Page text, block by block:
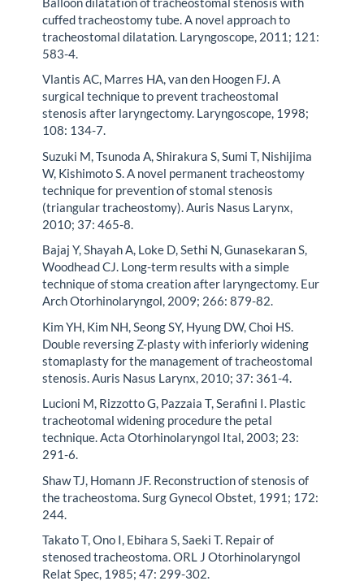
cuffed tracheostomy tube. A novel approach to
tracheostomal dilatation. Laryngoscope, 2011; 121:
583-4.
Vlantis AC, Marres HA, van den Hoogen FJ. A
surgical technique to prevent tracheostomal
stenosis after laryngectomy. Laryngoscope, 1998;
108: 134-7.
Suzuki M, Tsunoda A, Shirakura S, Sumi T, Nishijima
W, Kishimoto S. A novel permanent tracheostomy
technique for prevention of stomal stenosis
(triangular tracheostomy). Auris Nasus Larynx,
2010; 37: 465-8.
Bajaj Y, Shayah A, Loke D, Sethi N, Gunasekaran S,
Woodhead CJ. Long-term results with a simple
technique of stoma creation after laryngectomy. Eur
Arch Otorhinolaryngol, 2009; 266: 879-82.
Kim YH, Kim NH, Seong SY, Hyung DW, Choi HS.
Double reversing Z-plasty with inferiorly widening
stomaplasty for the management of tracheostomal
stenosis. Auris Nasus Larynx, 2010; 37: 361-4.
Lucioni M, Rizzotto G, Pazzaia T, Serafini I. Plastic
tracheotomal widening procedure the petal
technique. Acta Otorhinolaryngol Ital, 2003; 23:
291-6.
Shaw TJ, Homann JF. Reconstruction of stenosis of
the tracheostoma. Surg Gynecol Obstet, 1991; 172:
244.
Takato T, Ono I, Ebihara S, Saeki T. Repair of
stenosed tracheostoma. ORL J Otorhinolaryngol
Relat Spec, 1985; 47: 299-302.